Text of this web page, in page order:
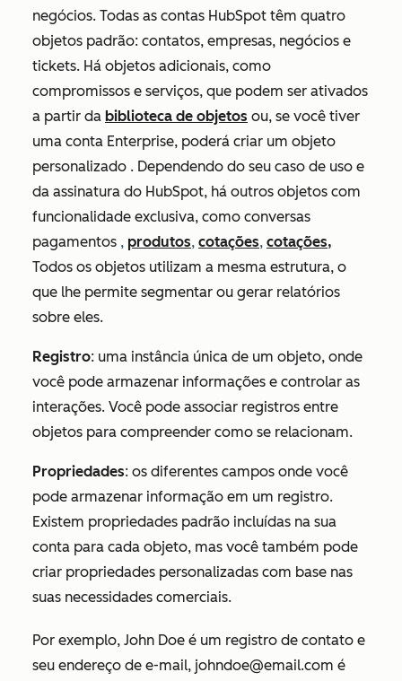
negócios. Todas as contas HubSpot têm quatro
objetos padrão: contatos, empresas, negócios e
tickets. Há objetos adicionais, como
compromissos e serviços, que podem ser ativados
a partir da biblioteca de objetos ou, se você tiver
uma conta Enterprise, poderá criar um objeto
personalizado . Dependendo do seu caso de uso e
da assinatura do HubSpot, há outros objetos com
funcionalidade exclusiva, como conversas
pagamentos , produtos, cotações, cotações,
Todos os objetos utilizam a mesma estrutura, o
que lhe permite segmentar ou gerar relatórios
sobre eles.
Registro: uma instância única de um objeto, onde
você pode armazenar informações e controlar as
interações. Você pode associar registros entre
objetos para compreender como se relacionam.
Propriedades: os diferentes campos onde você
pode armazenar informação em um registro.
Existem propriedades padrão incluídas na sua
conta para cada objeto, mas você também pode
criar propriedades personalizadas com base nas
suas necessidades comerciais.
Por exemplo, John Doe é um registro de contato e
seu endereço de e-mail, johndoe@email.com é